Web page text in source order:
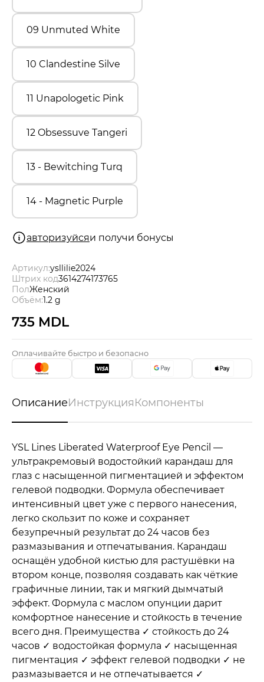
Акции
Скидки
09 Unmuted White
10 Clandestine Silve
11 Unapologetic Pink
12 Obsessuve Tangeri
13 - Bewitching Turq
14 - Magnetic Purple
авторизуйсяи получи бонусы
Артикул:ysllilie2024
Штрих код3614274173765
ПолЖенский
Объём:1.2 g
735 MDL
Оплачивайте быстро и безопасно
ОписаниеИнструкцияКомпоненты
YSL Lines Liberated Waterproof Eye Pencil —
ультракремовый водостойкий карандаш для
глаз с насыщенной пигментацией и эффектом
гелевой подводки. Формула обеспечивает
интенсивный цвет уже с первого нанесения,
легко скользит по коже и сохраняет
безупречный результат до 24 часов без
размазывания и отпечатывания. Карандаш
оснащён удобной кистью для растушёвки на
втором конце, позволяя создавать как чёткие
графичные линии, так и мягкий дымчатый
эффект. Формула с маслом опунции дарит
комфортное нанесение и стойкость в течение
всего дня. Преимущества ✓ стойкость до 24
часов ✓ водостойкая формула ✓ насыщенная
пигментация ✓ эффект гелевой подводки ✓ не
размазывается и не отпечатывается ✓